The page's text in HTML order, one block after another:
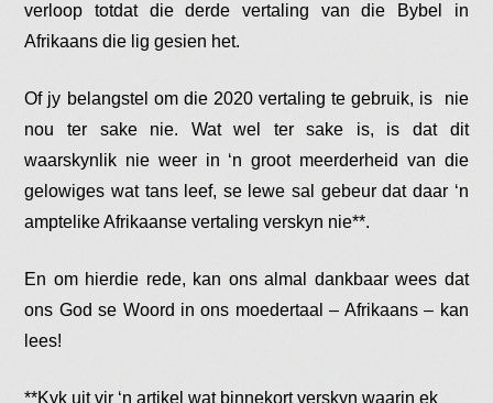
verloop totdat die derde vertaling van die Bybel in
Afrikaans die lig gesien het.
Of jy belangstel om die 2020 vertaling te gebruik, is nie
nou ter sake nie. Wat wel ter sake is, is dat dit
waarskynlik nie weer in ‘n groot meerderheid van die
gelowiges wat tans leef, se lewe sal gebeur dat daar ‘n
amptelike Afrikaanse vertaling verskyn nie**.
En om hierdie rede, kan ons almal dankbaar wees dat
ons God se Woord in ons moedertaal – Afrikaans – kan
lees!
**Kyk uit vir ‘n artikel wat binnekort verskyn waarin ek